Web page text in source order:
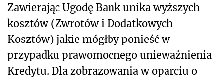
Zawierając Ugodę Bank unika wyższych
kosztów (Zwrotów i Dodatkowych
Kosztów) jakie mógłby ponieść w
przypadku prawomocnego unieważnienia
Kredytu. Dla zobrazowania w oparciu o